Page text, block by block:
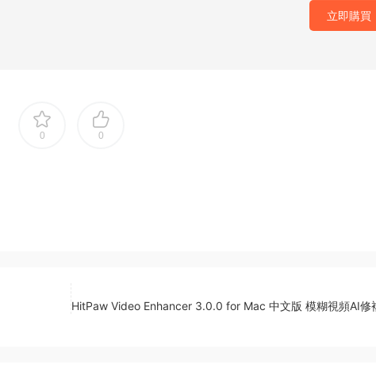
立即購買
0 0
HitPaw Video Enhancer 3.0.0 for Mac 中文版 模糊視頻AI修